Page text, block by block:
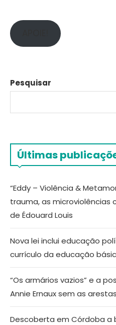
Pesquisar
Últimas
“Eddy – Violência &
trauma, as microviolências
de Édouard Louis
Nova lei inclui educação
currículo da educação
“Os armários vazios” e a
Annie Ernaux sem as
Descoberta em Córdoba a